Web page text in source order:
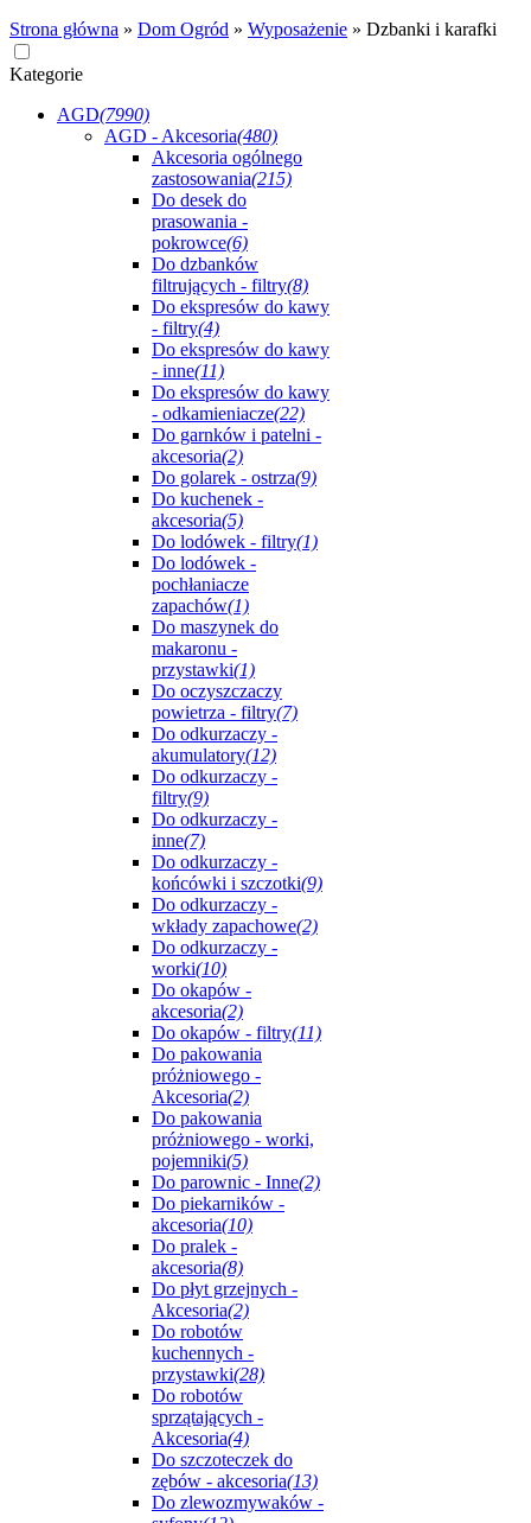
Strona główna » Dom Ogród » Wyposażenie » Dzbanki i karafki
Kategorie
AGD(7990)
AGD - Akcesoria(480)
Akcesoria ogólnego
zastosowania(215)
Do desek do
prasowania -
pokrowce(6)
Do dzbanków
filtrujących - filtry(8)
Do ekspresów do kawy
- filtry(4)
Do ekspresów do kawy
- inne(11)
Do ekspresów do kawy
- odkamieniacze(22)
Do garnków i patelni -
akcesoria(2)
Do golarek - ostrza(9)
Do kuchenek -
akcesoria(5)
Do lodówek - filtry(1)
Do lodówek -
pochłaniacze
zapachów(1)
Do maszynek do
makaronu -
przystawki(1)
Do oczyszczaczy
powietrza - filtry(7)
Do odkurzaczy -
akumulatory(12)
Do odkurzaczy -
filtry(9)
Do odkurzaczy -
inne(7)
Do odkurzaczy -
końcówki i szczotki(9)
Do odkurzaczy -
wkłady zapachowe(2)
Do odkurzaczy -
worki(10)
Do okapów -
akcesoria(2)
Do okapów - filtry(11)
Do pakowania
próżniowego -
Akcesoria(2)
Do pakowania
próżniowego - worki,
pojemniki(5)
Do parownic - Inne(2)
Do piekarników -
akcesoria(10)
Do pralek -
akcesoria(8)
Do płyt grzejnych -
Akcesoria(2)
Do robotów
kuchennych -
przystawki(28)
Do robotów
sprzątających -
Akcesoria(4)
Do szczoteczek do
zębów - akcesoria(13)
Do zlewozmywaków -